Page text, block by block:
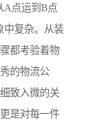
A点运到B点
中复杂。从装
都考验着物
的物流公
致入微的关
是对每一件